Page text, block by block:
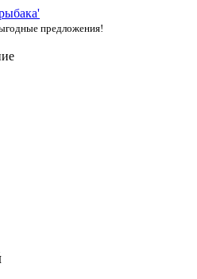
предложения!